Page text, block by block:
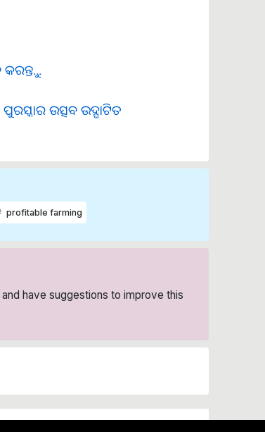
ଉତ୍ସବ ଉଦ୍ଘାଟିତ
profitable farming
have suggestions to improve this